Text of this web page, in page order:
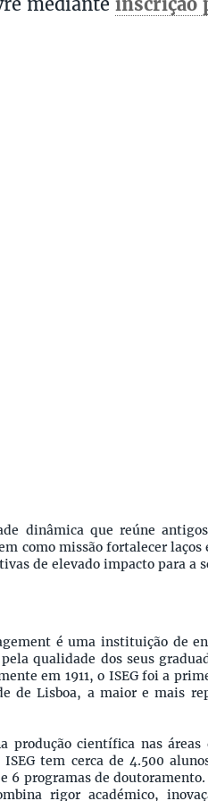
dinâmica que reúne
como missão fortalecer
de elevado impacto para a
é uma instituição de
qualidade dos seus
em 1911, o ISEG foi a
de Lisboa, a maior e mais
produção científica nas áreas
tem cerca de 4.500
programas de doutoramento.
rigor académico,